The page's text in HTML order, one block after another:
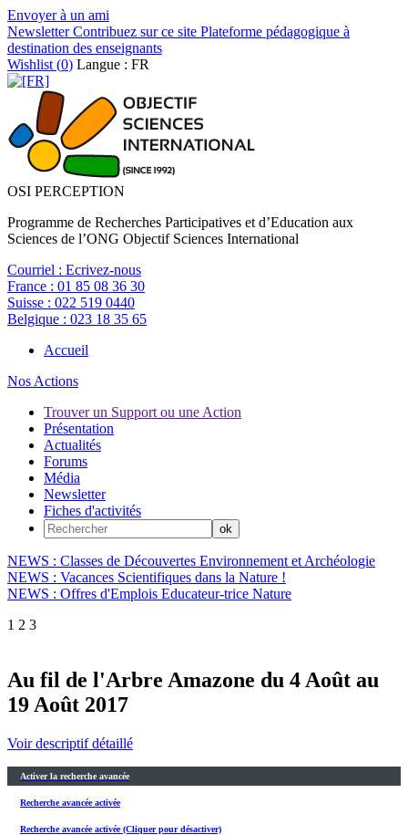
Envoyer à un ami
NewsletterContribuez sur ce site Plateforme pédagogique à
destination des enseignants
Wishlist (0) Langue : FR
OSI PERCEPTION
Programme de Recherches Participatives et d’Education aux
Sciences de l’ONG Objectif Sciences International
Courriel : Ecrivez-nous
France : 01 85 08 36 30
Suisse : 022 519 0440
Belgique : 023 18 35 65
Accueil
Nos Actions
Trouver un Support ou une Action
Présentation
Actualités
Forums
Média
Newsletter
Fiches d'activités
NEWS : Classes de Découvertes Environnement et Archéologie
NEWS : Vacances Scientifiques dans la Nature !
NEWS : Offres d'Emplois Educateur-trice Nature
1 2 3
Au fil de l'Arbre Amazone du 4 Août au
19 Août 2017
Voir descriptif détaillé
Activer la recherche avancée
Recherche avancée activée
Recherche avancée activée (Cliquer pour désactiver)